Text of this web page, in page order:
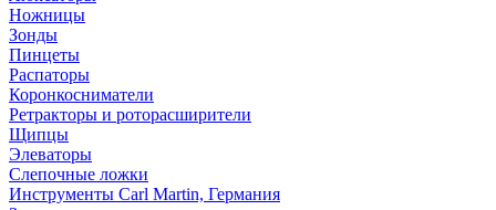
Ножницы
Зонды
Пинцеты
Распаторы
Коронкосниматели
Ретракторы и роторасширители
Щипцы
Элеваторы
Слепочные ложки
Инструменты Carl Martin, Германия